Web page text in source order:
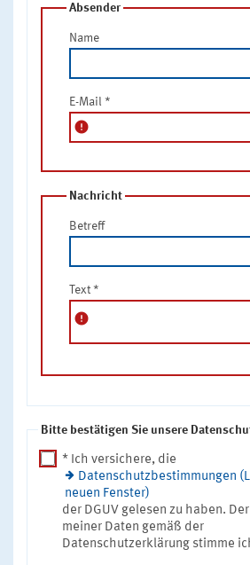
Absender
Name
E-Mail *
error
Nachricht
Betreff
Text *
error
Bitte bestätigen Sie unsere
* Ich versichere, die
Datenschutzbestimmungen
neuen Fenster)
der DGUV gelesen zu haben.
meiner Daten gemäß der
Datenschutzerklärung stimme